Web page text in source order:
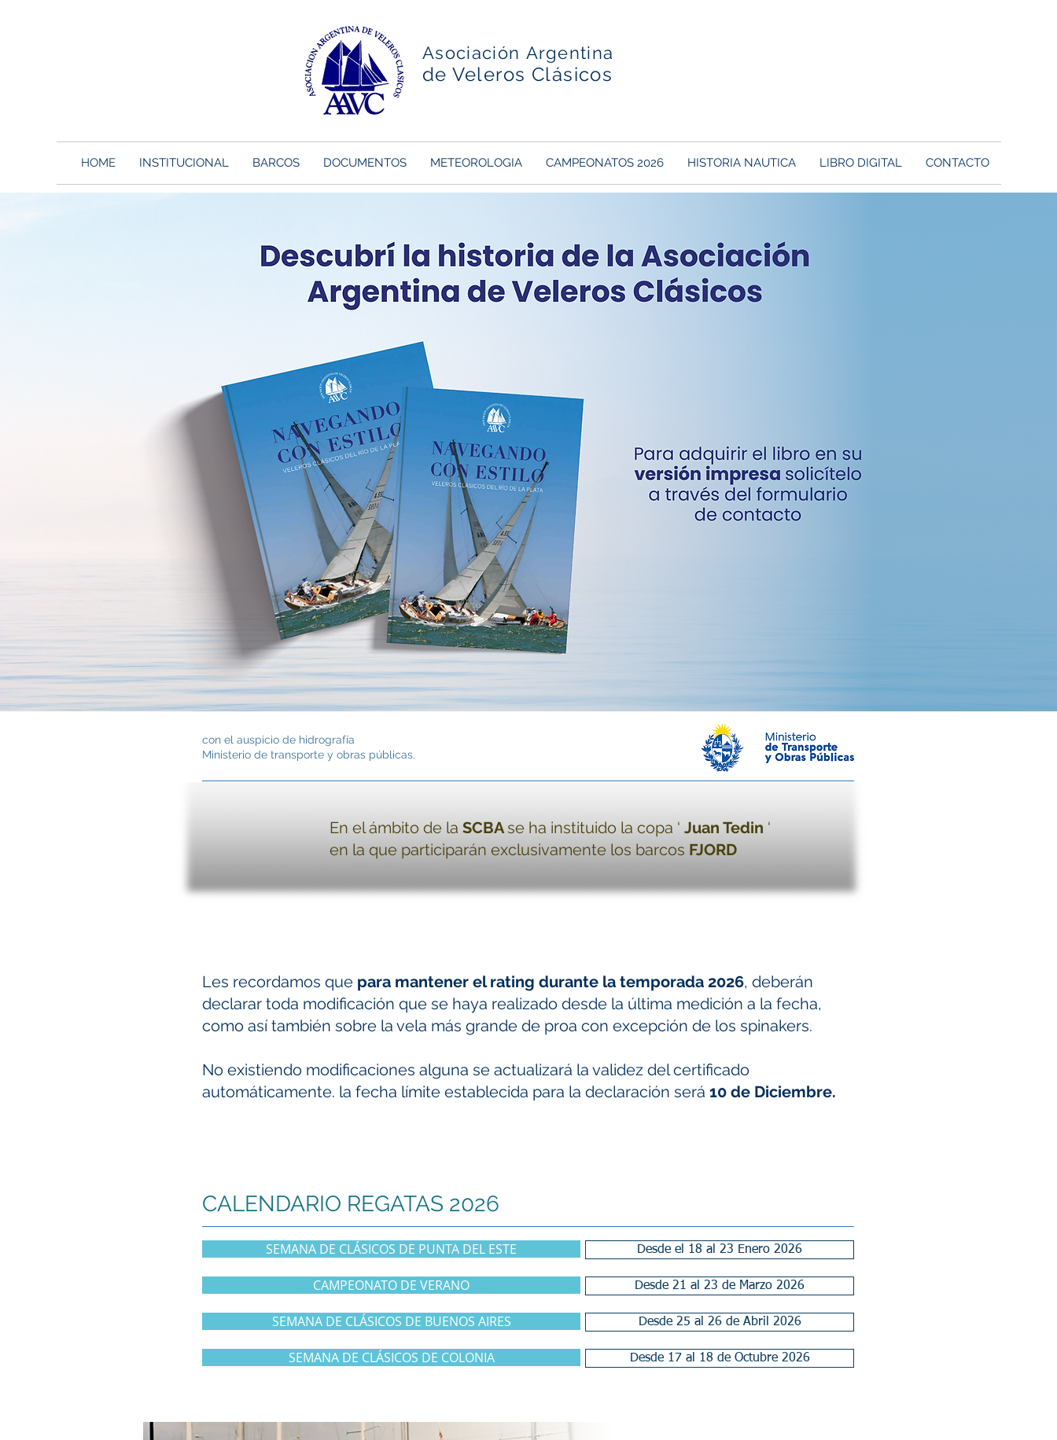
Asociación Argentina
de Veleros Clásicos
HOME INSTITUCIONAL BARCOS DOCUMENTOS METEOROLOGIA CAMPEONATOS 2026 HISTORIA NAUTICA LIBRO DIGITAL CONTACTO
con el auspicio de hidrografía
Ministerio de transporte y obras públicas.
Les recordamos que para mantener el rating durante la temporada 2026, deberán
declarar toda modificación que se haya realizado desde la última medición a la fecha,
como así también sobre la vela más grande de proa con excepción de los spinakers.
No existiendo modificaciones alguna se actualizará la validez del certificado
automáticamente. la fecha límite establecida para la declaración será 10 de Diciembre.
En el ámbito de la SCBAse ha instituido la copa ‘ Juan Tedin ‘
en la que participarán exclusivamente los barcos FJORD
CALENDARIO REGATAS 2026
SEMANA DE CLÁSICOS DE PUNTA DEL ESTE Desde el 18 al 23 Enero 2026
CAMPEONATO DE VERANO Desde 21 al 23 de Marzo 2026
SEMANA DE CLÁSICOS DE BUENOS AIRES Desde 25 al 26 de Abril 2026
SEMANA DE CLÁSICOS DE COLONIA Desde 17 al 18 de Octubre 2026